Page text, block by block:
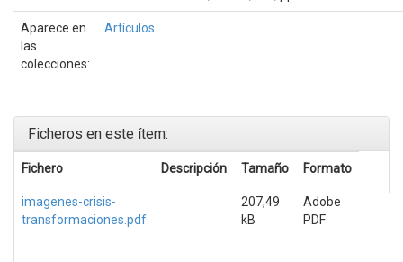
Aparece en
las
colecciones:
Artículos
Ficheros en este ítem:
Fichero Descripción Tamaño Formato
imagenes-crisis-
transformaciones.pdf
207,49
kB
Adobe
PDF